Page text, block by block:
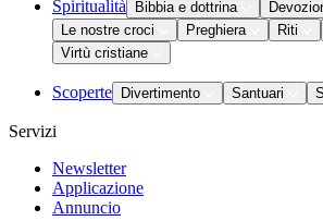
Spiritualità Bibbia e dottrina
Le nostre croci
Preghiera Riti
Virtù cristiane
Scoperte Divertimento Santuari
Servizi
Newsletter
Applicazione
Annuncio